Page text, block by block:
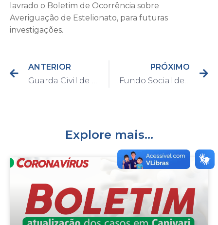
lavrado o Boletim de Ocorrência sobre
Averiguação de Estelionato, para futuras
investigações.
ANTERIOR
PRÓXIMO
Explore mais...